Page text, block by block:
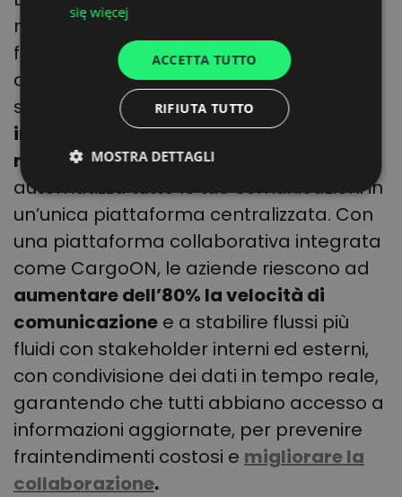
messaggi e telefonate sono
frammentate, portano via tempo e
creano lacune nelle informazioni. Per
semplificare i flussi di lavoro,
ridurre le
inefficienze
, aumentare la velocità e
migliorare la sicurezza
automatizza tutte le tue comunicazioni in
un’unica piattaforma centralizzata. Con
una piattaforma collaborativa integrata
come CargoON, le aziende riescono ad
aumentare dell’80% la velocità di
comunicazione e a stabilire flussi più
fluidi con stakeholder interni ed esterni,
con condivisione dei dati in tempo reale,
garantendo che tutti abbiano accesso a
informazioni aggiornate, per prevenire
fraintendimenti costosi e migliorare la
collaborazione.
się więcej
ACCETTA TUTTO
RIFIUTA TUTTO
MOSTRA DETTAGLI